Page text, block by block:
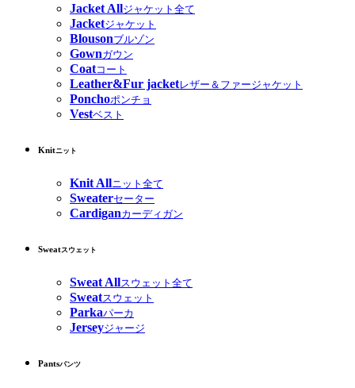
Jacket Allジャケット全て
Jacketジャケット
Blousonブルゾン
Gownガウン
Coatコート
Leather&Fur jacketレザー＆ファージャケット
Ponchoポンチョ
Vestベスト
Knitニット
Knit Allニット全て
Sweaterセーター
Cardiganカーディガン
Sweatスウェット
Sweat Allスウェット全て
Sweatスウェット
Parkaパーカ
Jerseyジャージ
Pantsパンツ